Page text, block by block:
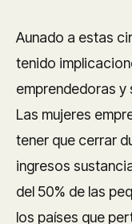
Aunado a estas
tenido
emprendedoras y
Las mujeres
tener que cerrar
ingresos
del 50% de las
los países que